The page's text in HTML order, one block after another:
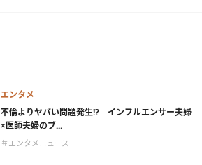
エンタメ
不倫よりヤバい問題発生!? インフルエンサー夫婦
×医師夫婦のブ...
＃エンタメニュース